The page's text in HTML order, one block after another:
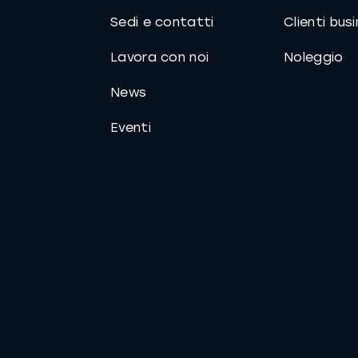
Sedi e contatti
Lavora con noi
News
Eventi
Clienti
Noleggio